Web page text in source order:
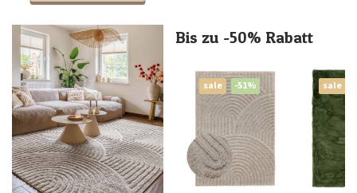
Bis zu -50% Rabatt
sale -51% sale